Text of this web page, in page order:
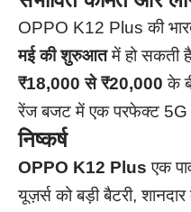
OPPO K12 Plus की
मई की शुरुआतमें हो सकती
₹18,000 से ₹20,000 के
रेंज बजट में एक परफेक्ट 5G
निष्कर्ष
OPPO K12 Plus एक
यूज़र्स को बड़ी बैटरी,